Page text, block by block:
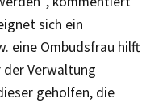
sich ein
eine Ombudsfrau hilft
der Verwaltung
geholfen, die